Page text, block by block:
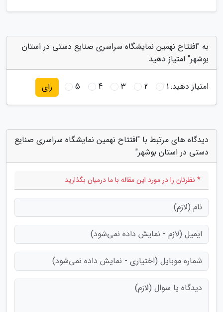
به "افتتاح نهمین نمایشگاه سراسری صنایع دستی در استان
بوشهر" امتیاز دهید
امتیاز دهید:1
2
3
4
5 رای
دیدگاه های مرتبط با "افتتاح نهمین نمایشگاه سراسری صنایع
دستی در استان بوشهر"
* نظرتان را در مورد این مقاله با ما درمیان بگذارید